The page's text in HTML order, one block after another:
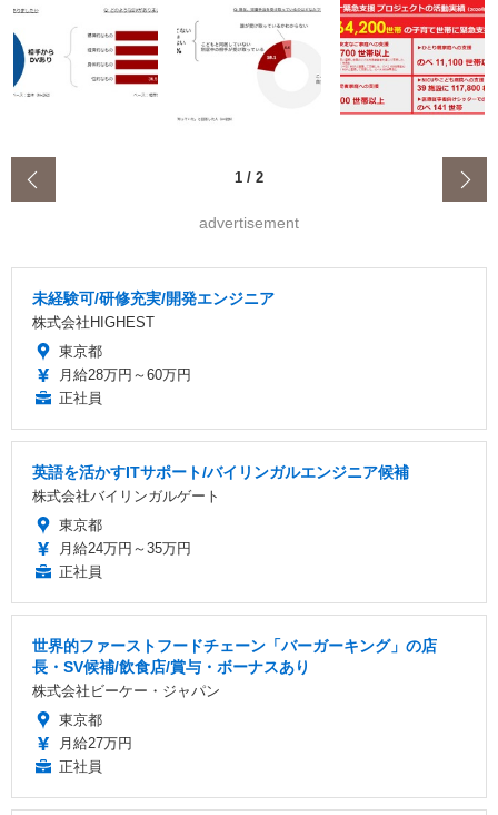
1 / 2
advertisement
未経験可/研修充実/開発エンジニア
株式会社HIGHEST
東京都
月給28万円～60万円
正社員
英語を活かすITサポート/バイリンガルエンジニア候補
株式会社バイリンガルゲート
東京都
月給24万円～35万円
正社員
世界的ファーストフードチェーン「バーガーキング」の店
長・SV候補/飲食店/賞与・ボーナスあり
株式会社ビーケー・ジャパン
東京都
月給27万円
正社員